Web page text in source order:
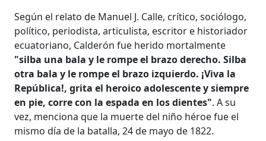
Según el relato de Manuel J. Calle, crítico, sociólogo,
político, periodista, articulista, escritor e historiador
ecuatoriano, Calderón fue herido mortalmente
"silba una bala y le rompe el brazo derecho. Silba
otra bala y le rompe el brazo izquierdo. ¡Viva la
República!, grita el heroico adolescente y siempre
en pie, corre con la espada en los dientes". A su
vez, menciona que la muerte del niño héroe fue el
mismo día de la batalla, 24 de mayo de 1822.